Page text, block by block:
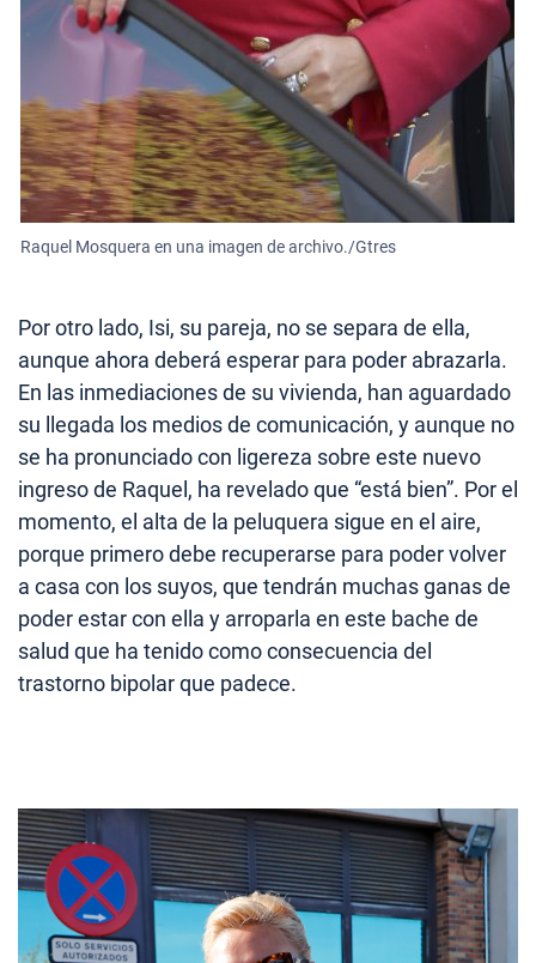
Raquel Mosquera en una imagen de archivo./Gtres
Por otro lado, Isi, su pareja, no se separa de ella,
aunque ahora deberá esperar para poder abrazarla.
En las inmediaciones de su vivienda, han aguardado
su llegada los medios de comunicación, y aunque no
se ha pronunciado con ligereza sobre este nuevo
ingreso de Raquel, ha revelado que “está bien”. Por el
momento, el alta de la peluquera sigue en el aire,
porque primero debe recuperarse para poder volver
a casa con los suyos, que tendrán muchas ganas de
poder estar con ella y arroparla en este bache de
salud que ha tenido como consecuencia del
trastorno bipolar que padece.